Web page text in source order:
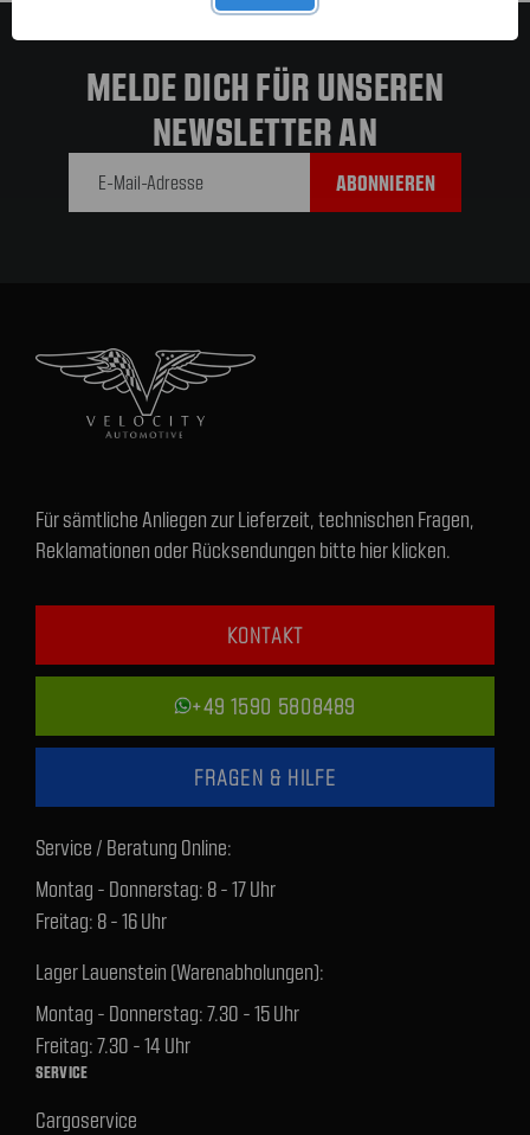
MELDE DICH FÜR UNSEREN
NEWSLETTER AN
Für sämtliche Anliegen zur Lieferzeit, technischen Fragen,
Reklamationen oder Rücksendungen bitte hier klicken.
KONTAKT
+49 1590 5808489
FRAGEN & HILFE
Service / Beratung Online:
Montag - Donnerstag: 8 - 17 Uhr
Freitag: 8 - 16 Uhr
Lager Lauenstein (Warenabholungen):
Montag - Donnerstag: 7.30 - 15 Uhr
Freitag: 7.30 - 14 Uhr
SERVICE
Cargoservice